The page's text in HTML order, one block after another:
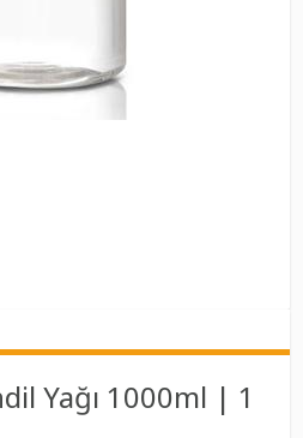
Yağı 1000ml | 1